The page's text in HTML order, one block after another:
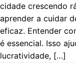
cidade crescendo
aprender a cuidar
eficaz. Entender
é essencial. Isso
lucratividade, […]